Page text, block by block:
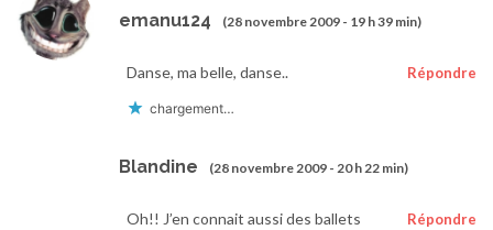
emanu124 (28 novembre 2009 - 19 h 39 min)
Répondre
Danse, ma belle, danse..
chargement…
Blandine (28 novembre 2009 - 20 h 22 min)
Répondre
Oh!! J’en connait aussi des ballets